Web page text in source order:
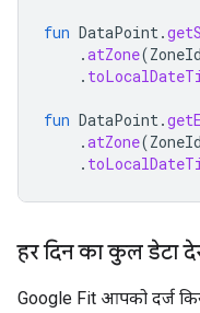
fun DataPoint.
.atZone(ZoneId
.
fun DataPoint.
.atZone(ZoneId
.
हर दिन का कुल डेटा
Google Fit आपको दर्ज